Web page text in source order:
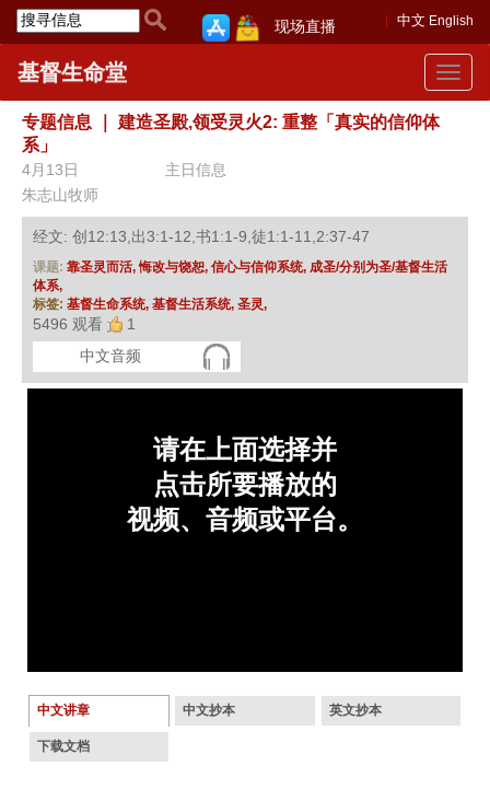
中文 English
现场直播
Toggle
基督生命堂
专题信息
建造圣殿,领受灵火2: 重整「真实的信仰体
系」
4月13日
主日信息
朱志山牧师
经文: 创12:13,出3:1-12,书1:1-9,徒1:1-11,2:37-47
课题: 靠圣灵而活,悔改与饶恕, 信心与信仰系统, 成圣/分别为圣/基督生活
体系,
标签: 基督生命系统, 基督生活系统, 圣灵,
5496 观看
1
中文音频
中文讲章 中文抄本 英文抄本
下载文档